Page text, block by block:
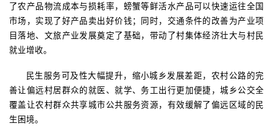
了农产品物流成本与损耗率，螃蟹等鲜活水产品可以快速运往全国
市场，实现了好产品卖出好价钱；同时，交通条件的改善为产业项
目落地、文旅产业发展奠定了基础，带动了村集体经济壮大与村民
就业增收。
民生服务可及性大幅提升，缩小城乡发展差距，农村公路的完
善让偏远村居群众的就医、就学、务工出行更加便捷，城乡公交全
覆盖让农村群众共享城市公共服务资源，有效缓解了偏远区域的民
生困境。